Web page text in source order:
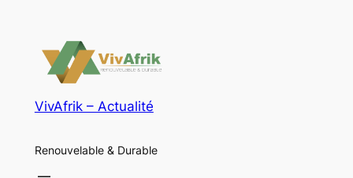
VivAfrik – Actualité
Renouvelable & Durable